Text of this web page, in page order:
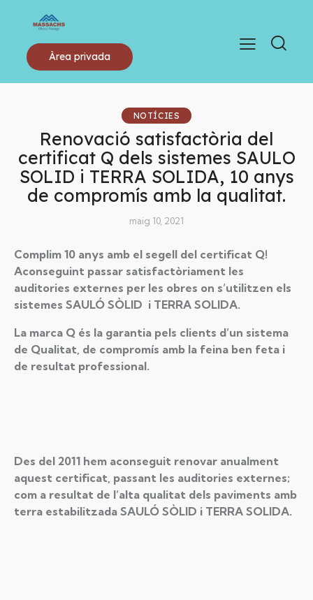
Àrea privada
NOTÍCIES
Renovació satisfactòria del
certificat Q dels sistemes SAULO
SOLID i TERRA SOLIDA, 10 anys
de compromís amb la qualitat.
maig 10, 2021
Complim 10 anys amb el segell del certificat Q!
Aconseguint passar satisfactòriament les
auditories externes per les obres on s’utilitzen els
sistemes SAULÓ SÒLID i TERRA SOLIDA.
La marca Q és la garantia pels clients d’un sistema
de Qualitat, de compromís amb la feina ben feta i
de resultat professional.
Des del 2011 hem aconseguit renovar anualment
aquest certificat, passant les auditories externes;
com a resultat de l’alta qualitat dels paviments amb
terra estabilitzada SAULÓ SÒLID i TERRA SOLIDA.